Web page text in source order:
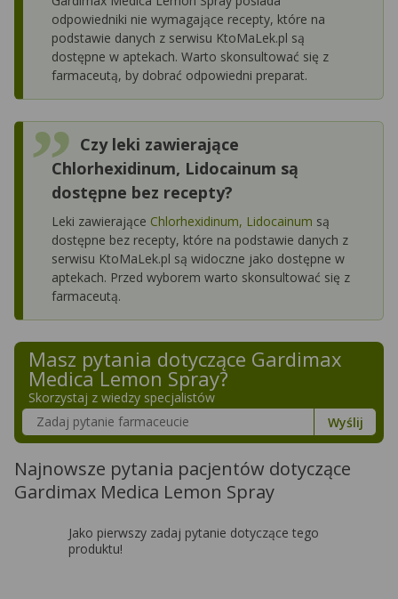
odpowiedniki nie wymagające recepty, które na
podstawie danych z serwisu KtoMaLek.pl są
dostępne w aptekach. Warto skonsultować się z
farmaceutą, by dobrać odpowiedni preparat.
Czy leki zawierające
Chlorhexidinum, Lidocainum są
dostępne bez recepty?
Leki zawierające Chlorhexidinum, Lidocainum są
dostępne bez recepty, które na podstawie danych z
serwisu KtoMaLek.pl są widoczne jako dostępne w
aptekach. Przed wyborem warto skonsultować się z
farmaceutą.
Masz pytania dotyczące Gardimax
Medica Lemon Spray?
Skorzystaj z wiedzy specjalistów
Szukaj w poradnikach o zdrowiu
Wyślij
Najnowsze pytania pacjentów dotyczące
Gardimax Medica Lemon Spray
Jako pierwszy zadaj pytanie dotyczące tego
produktu!